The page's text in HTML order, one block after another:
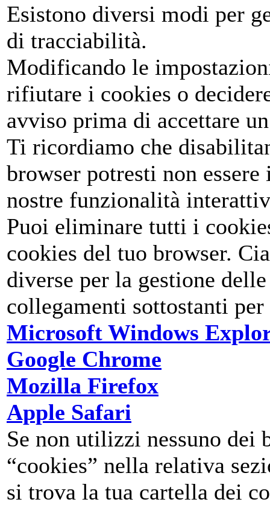
Esistono diversi modi per
di tracciabilità.
Modificando le
rifiutare i cookies o
avviso prima di accettare
Ti ricordiamo che
browser potresti non
nostre funzionalità
Puoi eliminare tutti i
cookies del tuo browser.
diverse per la gestione
collegamenti sottostanti
Microsoft Windows
Google Chrome
Mozilla Firefox
Apple Safari
Se non utilizzi nessuno dei
“cookies” nella relativa
si trova la tua cartella dei